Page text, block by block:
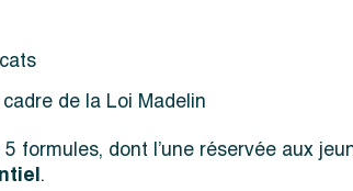
de la Loi Madelin
formules, dont l’une réservée aux
.